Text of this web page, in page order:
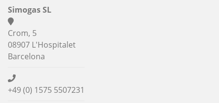
Simogas SL
Crom, 5
08907 L'Hospitalet
Barcelona
+49 (0) 1575 5507231